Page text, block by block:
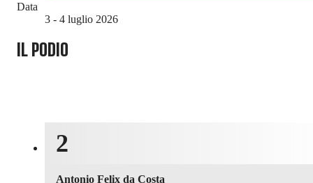
Data
3 - 4 luglio 2026
IL PODIO
2
Antonio Felix da Costa